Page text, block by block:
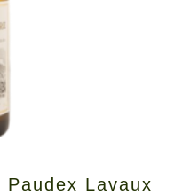
Paudex Lavaux